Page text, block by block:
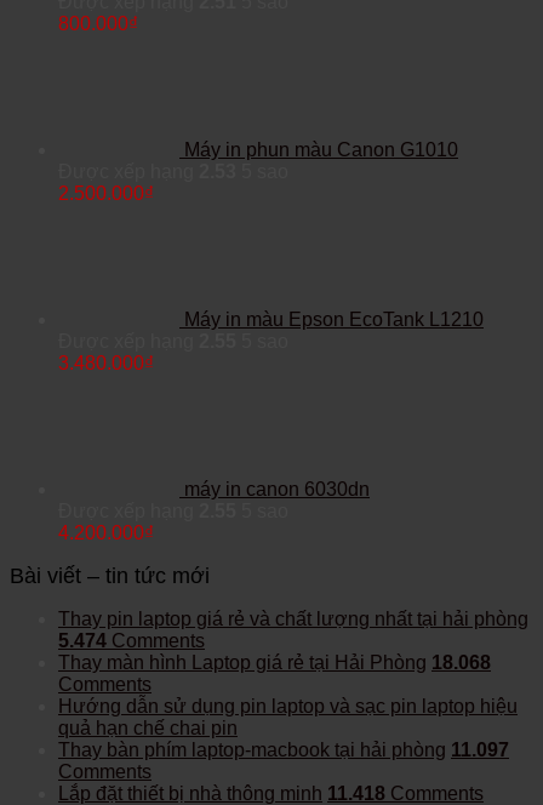
800.000₫
Máy in phun màu Canon G1010
2.500.000₫
Máy in màu Epson EcoTank L1210
3.480.000₫
máy in canon 6030dn
4.200.000₫
Bài viết – tin tức mới
Thay pin laptop giá rẻ và chất lượng nhất tại hải phòng
5.474 Comments
Thay màn hình Laptop giá rẻ tại Hải Phòng 18.068
Comments
Hướng dẫn sử dụng pin laptop và sạc pin laptop hiệu
quả hạn chế chai pin
Thay bàn phím laptop-macbook tại hải phòng 11.097
Comments
Lắp đặt thiết bị nhà thông minh 11.418 Comments